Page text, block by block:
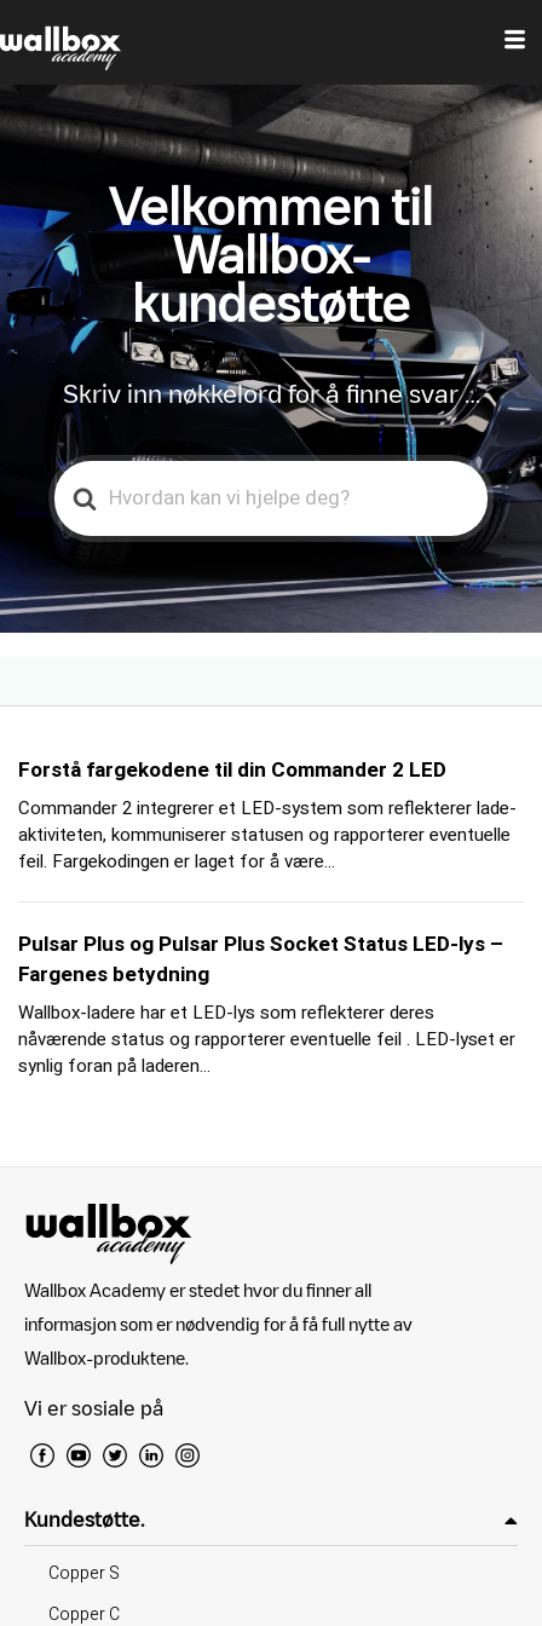
Velkommen til
Wallbox-
kundestøtte
Skriv inn nøkkelord for å finne svar …
Search
For
Forstå fargekodene til din Commander 2 LED
Commander 2 integrerer et LED-system som reflekterer lade-
aktiviteten, kommuniserer statusen og rapporterer eventuelle
feil. Fargekodingen er laget for å være...
Pulsar Plus og Pulsar Plus Socket Status LED-lys –
Fargenes betydning
Wallbox-ladere har et LED-lys som reflekterer deres
nåværende status og rapporterer eventuelle feil . LED-lyset er
synlig foran på laderen...
Wallbox Academy er stedet hvor du finner all
informasjon som er nødvendig for å få full nytte av
Wallbox-produktene.
Vi er sosiale på
Kundestøtte.
Copper S
Copper C